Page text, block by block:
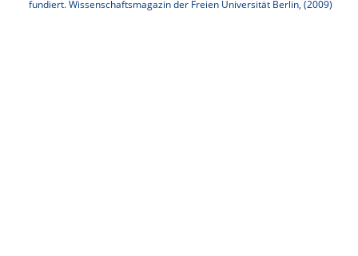
fundiert. Wissenschaftsmagazin der Freien Universität Berlin, (2009)